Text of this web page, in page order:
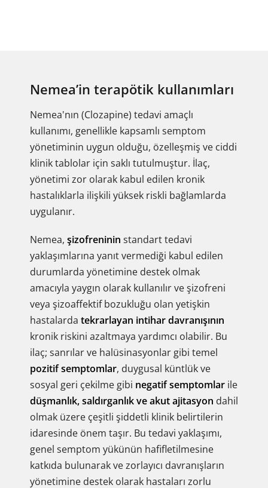
Nemea’in terapötik kullanımları
Nemea'nın (Clozapine) tedavi amaçlı
kullanımı, genellikle kapsamlı semptom
yönetiminin uygun olduğu, özelleşmiş ve ciddi
klinik tablolar için saklı tutulmuştur. İlaç,
yönetimi zor olarak kabul edilen kronik
hastalıklarla ilişkili yüksek riskli bağlamlarda
uygulanır.
Nemea, şizofreninin standart tedavi
yaklaşımlarına yanıt vermediği kabul edilen
durumlarda yönetimine destek olmak
amacıyla yaygın olarak kullanılır ve şizofreni
veya şizoaffektif bozukluğu olan yetişkin
hastalarda tekrarlayan intihar davranışının
kronik riskini azaltmaya yardımcı olabilir. Bu
ilaç; sanrılar ve halüsinasyonlar gibi temel
pozitif semptomlar, duygusal küntlük ve
sosyal geri çekilme gibi negatif semptomlar ile
düşmanlık, saldırganlık ve akut ajitasyon dahil
olmak üzere çeşitli şiddetli klinik belirtilerin
idaresinde önem taşır. Bu tedavi yaklaşımı,
genel semptom yükünün hafifletilmesine
katkıda bulunarak ve zorlayıcı davranışların
yönetimine destek olarak hastaları zorlu